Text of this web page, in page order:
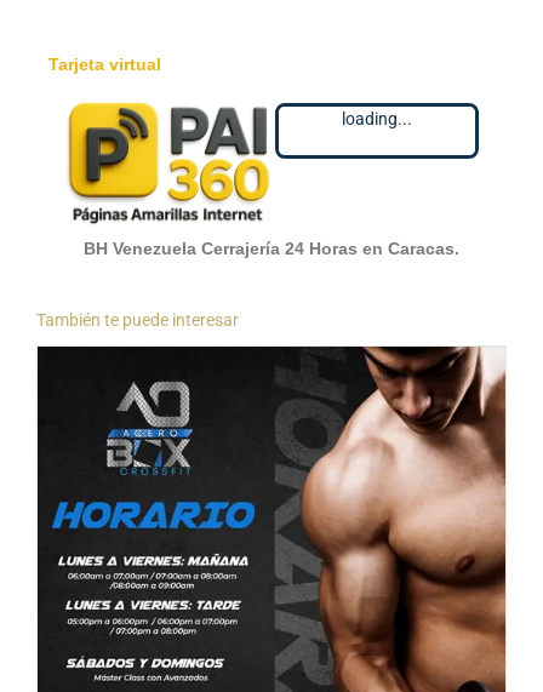
Tarjeta virtual
loading...
BH Venezuela Cerrajería 24 Horas en Caracas.
También te puede interesar